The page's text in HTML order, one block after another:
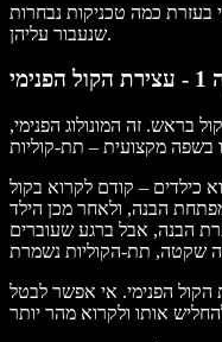
בעזרת כמה טכניקות נבחרות
שנעבור עליהן.
בראש. זה המונולוג הפנימי,
כילדים – קודם לקרוא בקול
הבנה, ולאחר מכן הילד
הבנה, אבל ברגע שעוברים
הפנימי. אי אפשר לבטל